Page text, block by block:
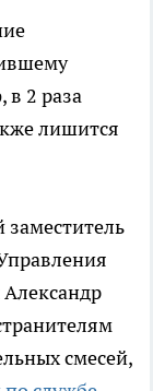
в 2 раза
лишится
смесей,